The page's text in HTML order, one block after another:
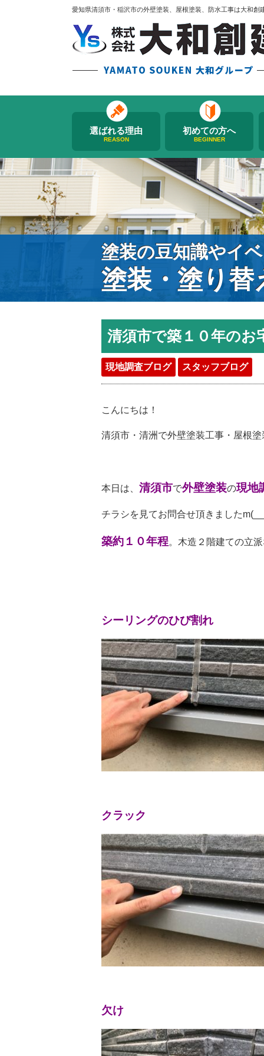
愛知県清須市・稲沢市の外壁塗装、屋根塗装、防水工事は大和創
選ばれる理由
REASON
初めての方へ
BEGINNER
塗装の豆知識やイ
塗装・塗り
清須市で築１０年のお
現地調査ブログ スタッフブログ
こんにちは！
清須市・清洲で外壁塗装工事・屋根
本日は、 清須市で外壁塗装の現地
チラシを見てお問合せ頂きました
築約１０年程。木造２階建ての立
シーリングのひび割れ
クラック
欠け